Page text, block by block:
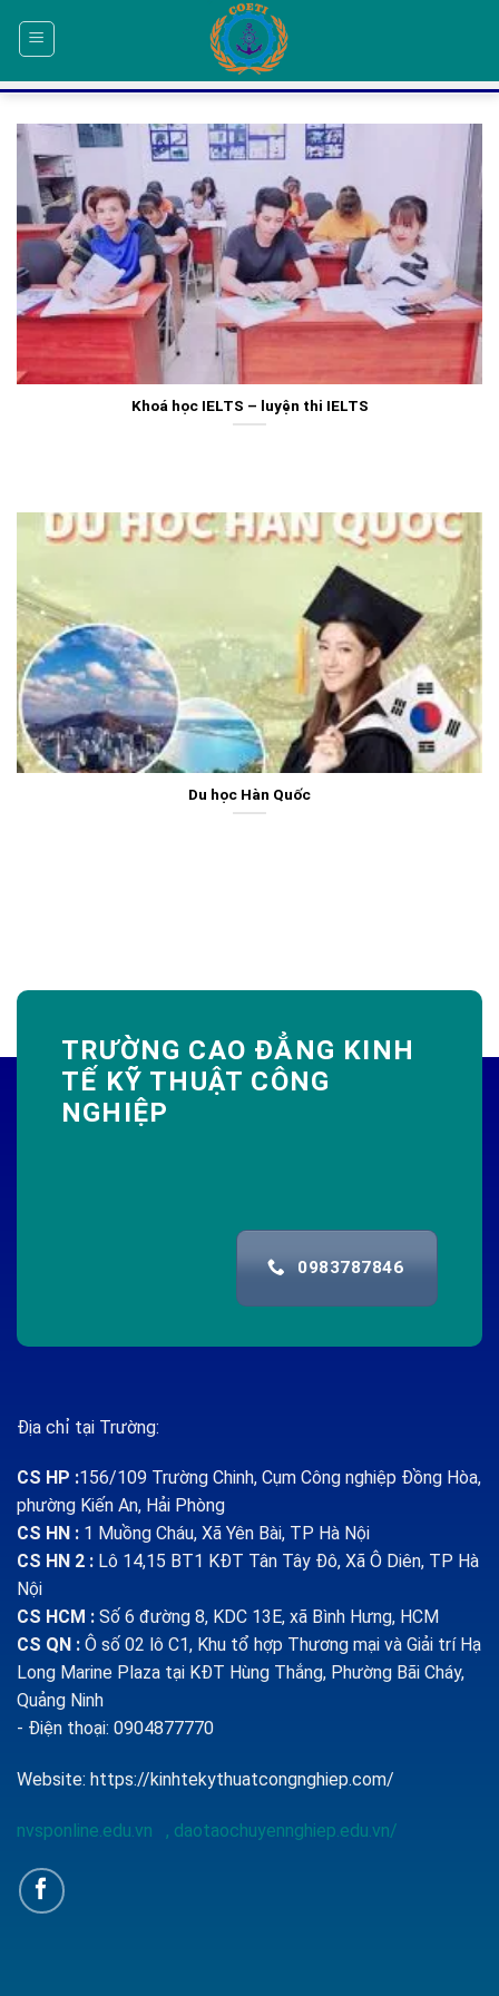
Khoá học IELTS – luyện thi IELTS
Du học Hàn Quốc
TRƯỜNG CAO ĐẲNG KINH
TẾ KỸ THUẬT CÔNG
NGHIỆP
0983787846
Địa chỉ tại Trường:
CS HP :156/109 Trường Chinh, Cụm Công nghiệp Đồng Hòa,
phường Kiến An, Hải Phòng
CS HN : 1 Muồng Cháu, Xã Yên Bài, TP Hà Nội
CS HN 2 : Lô 14,15 BT1 KĐT Tân Tây Đô, Xã Ô Diên, TP Hà
Nội
CS HCM : Số 6 đường 8, KDC 13E, xã Bình Hưng, HCM
CS QN : Ô số 02 lô C1, Khu tổ hợp Thương mại và Giải trí Hạ
Long Marine Plaza tại KĐT Hùng Thắng, Phường Bãi Cháy,
Quảng Ninh
- Điện thoại: 0904877770
Website: https://kinhtekythuatcongnghiep.com/
nvsponline.edu.vn , daotaochuyennghiep.edu.vn/